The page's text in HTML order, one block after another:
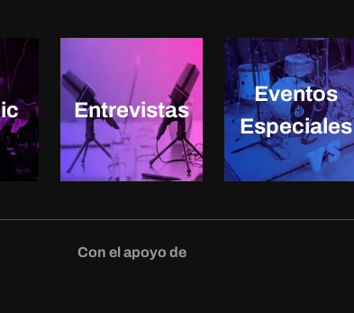
Entrevistas
Eventos
Especiales
Con el apoyo de